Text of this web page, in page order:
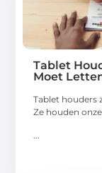
Tablet
Moet
Tablet houders
Ze houden